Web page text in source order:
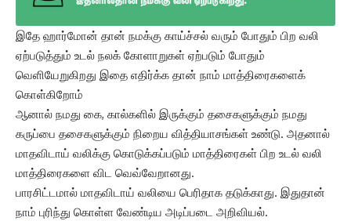
இதே ஹார்மோன் தான் நமக்கு காய்ச்சல் வரும் போதும் பிற வலி
ஏற்படுத்தும் உடல் நலக் கோளாறுகள் ஏற்படும் போதும்
வெளியேறுகிறது இதை எதிர்க்க தான் நாம் மாத்திரைகளைக்
கொள்கிறோம்
ஆனால் நமது கை, கால்களில் இருக்கும் தசைகளுக்கும் நமது
கருப்பை தசைகளுக்கும் நிறைய வித்தியாசங்கள் உண்டு. அதனால்
மாதவிடாய் வலிக்கு கொடுக்கப்படும் மாத்திரைகள் பிற உடல் வலி
மாத்திரைகளை விட வெவ்வேறானது.
பாரசிட்டமால் மாதவிடாய் வலியை பெரிதாக தடுக்காது. இதுதான்
நாம் புரிந்து கொள்ள வேண்டிய அடிப்படை அறிவியல்.